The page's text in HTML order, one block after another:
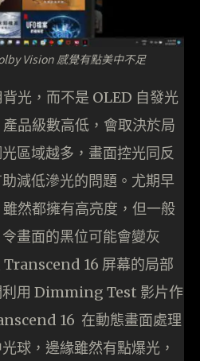
Vision 感覺有點美中不足
光，而不是 OLED 自發光
品級數高低，會取決於局
區域越多，畫面控光同反
減低滲光的問題。尤期早
然都擁有高亮度，但一般
畫面的黑位可能會變灰
Transcend 16 屏幕的局部
利用 Dimming Test 影片作
16 在動態畫面處理
球，邊緣雖然有點爆光，